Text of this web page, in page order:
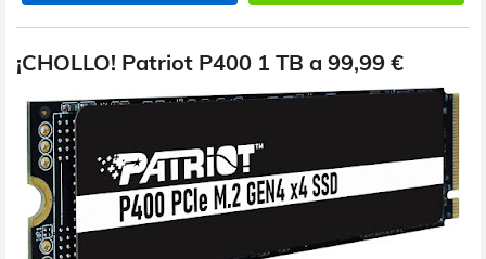
¡CHOLLO! Patriot P400 1 TB a 99,99 €